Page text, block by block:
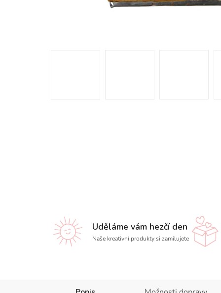
Uděláme vám hezčí den
Naše kreativní produkty si zamilujete